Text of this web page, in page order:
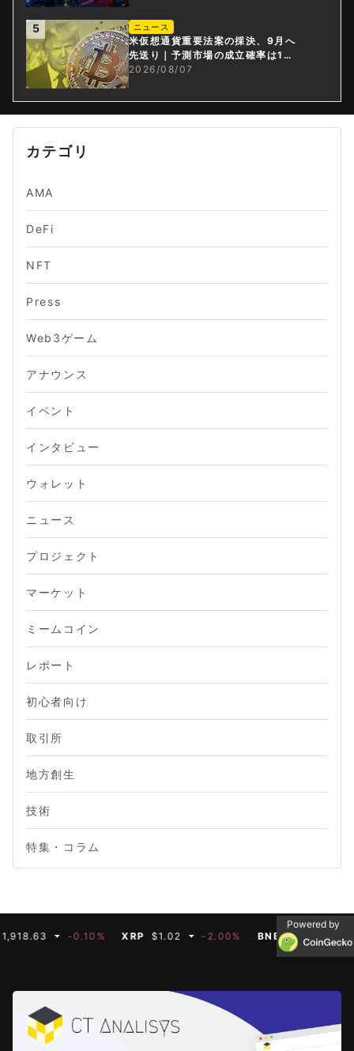
5 ニュース
米仮想通貨重要法案の採決、9月へ
先送り｜予測市場の成立確率は1
4%に
2026/08/07
カテゴリ
AMA
DeFi
NFT
Press
Web3ゲーム
アナウンス
イベント
インタビュー
ウォレット
ニュース
プロジェクト
マーケット
ミームコイン
レポート
初心者向け
取引所
地方創生
技術
特集・コラム
-0.10% XRP $1.02 -2.00% BNB $592.66 -0.20%
Powered by